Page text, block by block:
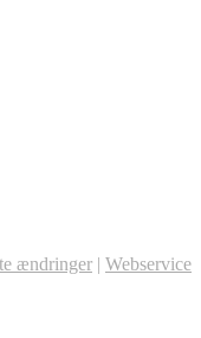
ændringer | Webservice